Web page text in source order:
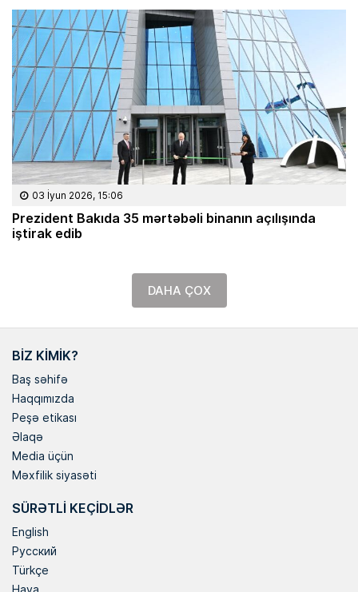
03 İyun 2026, 15:06
Prezident Bakıda 35 mərtəbəli binanın açılışında
iştirak edib
DAHA ÇOX
BIZ KIMIK?
Baş səhifə
Haqqımızda
Peşə etikası
Əlaqə
Media üçün
Məxfilik siyasəti
SÜRƏTLI KEÇIDLƏR
English
Русский
Türkçe